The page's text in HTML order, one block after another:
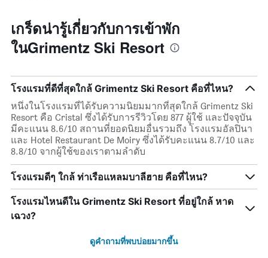
เกร็ดน่ารู้เกี่ยวกับการเข้าพัก
ในGrimentz Ski Resort
โรงแรมที่ดีที่สุดใกล้ Grimentz Ski Resort คือที่ไหน?
หนึ่งในโรงแรมที่ได้รับความนิยมมากที่สุดใกล้ Grimentz Ski
Resort คือ Cristal ซึ่งได้รับการรีวิวโดย 877 ผู้ใช้ และปัจจุบัน
มีคะแนน 8.6/10 สถานที่ยอดนิยมอื่นรวมถึง โรงแรมอัลปินา
และ Hotel Restaurant De Moiry ซึ่งได้รับคะแนน 8.7/10 และ
8.8/10 จากผู้ใช้ของเราตามลำดับ
โรงแรมดีๆ ใกล้ ท่าเรือแหลมบาลีฮาย คือที่ไหน?
โรงแรมไหนดีใน Grimentz Ski Resort ที่อยู่ใกล้ หาด
เฉวง?
ดูคำถามที่พบบ่อยมากขึ้น